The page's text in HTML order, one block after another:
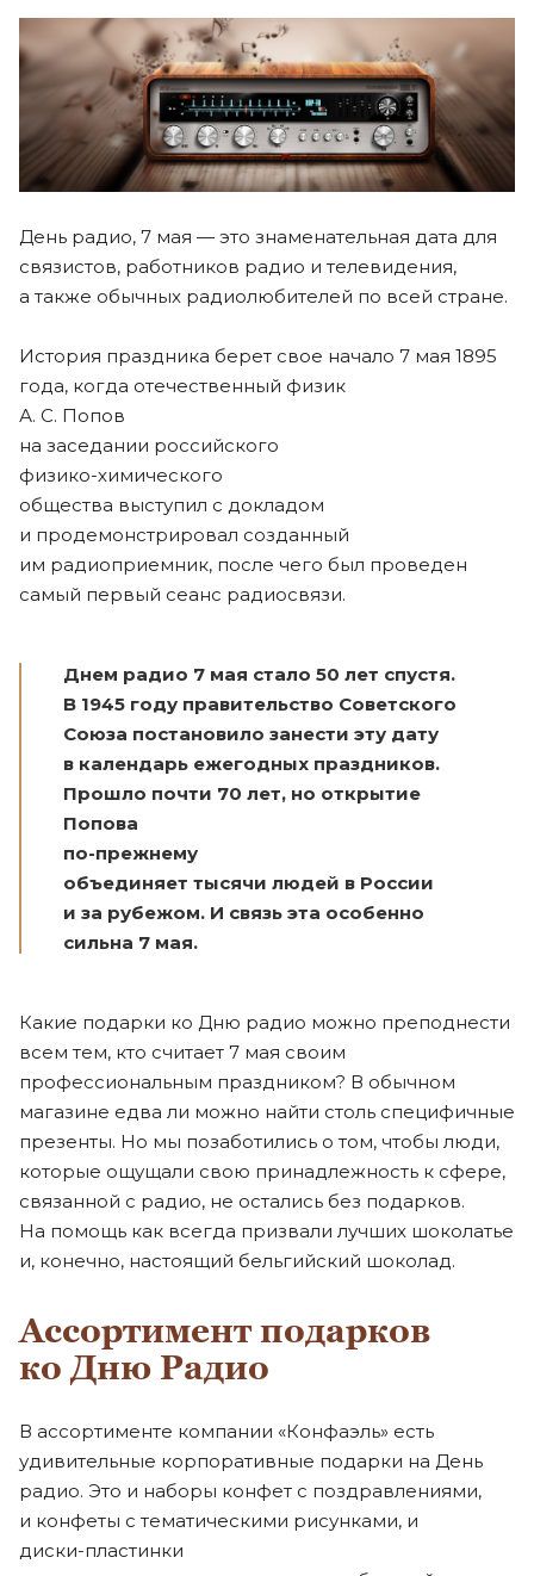
День радио, 7 мая — это знаменательная дата для
связистов, работников радио и телевидения,
а также обычных радиолюбителей по всей стране.
История праздника берет свое начало 7 мая 1895
года, когда отечественный физик
А. С. Попов
на заседании российского
физико-химического
общества выступил с докладом
и продемонстрировал созданный
им радиоприемник, после чего был проведен
самый первый сеанс радиосвязи.
Днем радио 7 мая стало 50 лет спустя.
В 1945 году правительство Советского
Союза постановило занести эту дату
в календарь ежегодных праздников.
Прошло почти 70 лет, но открытие
Попова
по-прежнему
объединяет тысячи людей в России
и за рубежом. И связь эта особенно
сильна 7 мая.
Какие подарки ко Дню радио можно преподнести
всем тем, кто считает 7 мая своим
профессиональным праздником? В обычном
магазине едва ли можно найти столь специфичные
презенты. Но мы позаботились о том, чтобы люди,
которые ощущали свою принадлежность к сфере,
связанной с радио, не остались без подарков.
На помощь как всегда призвали лучших шоколатье
и, конечно, настоящий бельгийский шоколад.
Ассортимент подарков
ко Дню Радио
В ассортименте компании «Конфаэль» есть
удивительные корпоративные подарки на День
радио. Это и наборы конфет с поздравлениями,
и конфеты с тематическими рисунками, и
диски-пластинки